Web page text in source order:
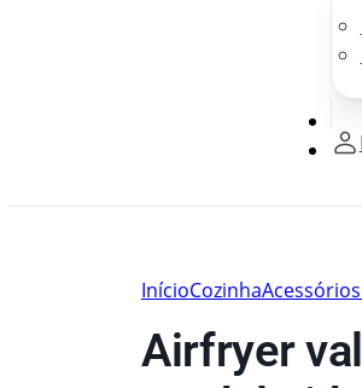
InícioCozinha
Airfryer